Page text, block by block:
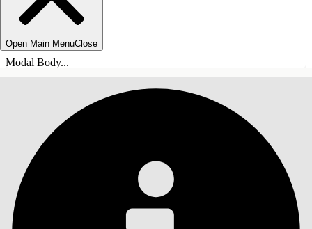
Open Main MenuClose
Modal Body...
INHALT